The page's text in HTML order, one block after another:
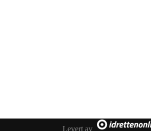
Levert av